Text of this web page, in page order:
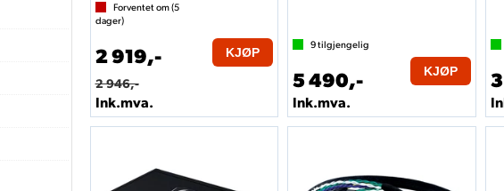
Forventet om (5
dager)
2 919,-
2 946,-
Ink.mva.
KJØP
9tilgjengelig
5 490,-
Ink.mva.
KJØP